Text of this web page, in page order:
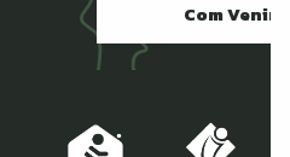
Com Venir ?